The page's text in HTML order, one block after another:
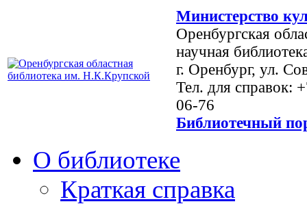
Министерство
Оренбургская
научная
г. Оренбург, ул.
Тел. для справок:
06-76
Библиотечный
О библиотеке
Краткая справка